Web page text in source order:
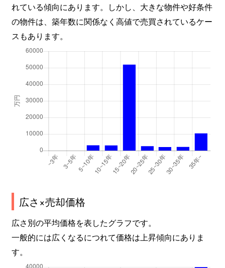
れている傾向にあります。しかし、大きな物件や好条件
の物件は、築年数に関係なく高値で売買されているケー
スもあります。
広さ×売却価格
広さ別の平均価格を表したグラフです。
一般的には広くなるにつれて価格は上昇傾向にありま
す。